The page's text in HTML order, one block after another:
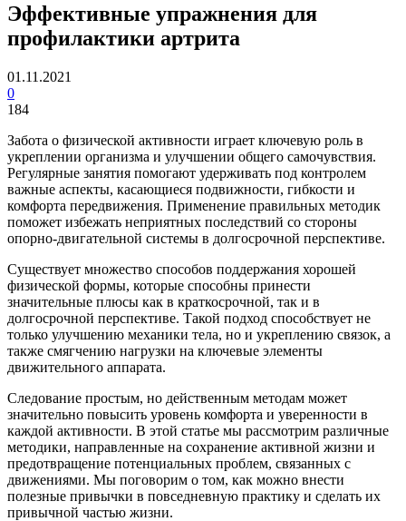
Эффективные упражнения для
профилактики артрита
01.11.2021
0
184
Забота о физической активности играет ключевую роль в
укреплении организма и улучшении общего самочувствия.
Регулярные занятия помогают удерживать под контролем
важные аспекты, касающиеся подвижности, гибкости и
комфорта передвижения. Применение правильных методик
поможет избежать неприятных последствий со стороны
опорно-двигательной системы в долгосрочной перспективе.
Существует множество способов поддержания хорошей
физической формы, которые способны принести
значительные плюсы как в краткосрочной, так и в
долгосрочной перспективе. Такой подход способствует не
только улучшению механики тела, но и укреплению связок, а
также смягчению нагрузки на ключевые элементы
движительного аппарата.
Следование простым, но действенным методам может
значительно повысить уровень комфорта и уверенности в
каждой активности. В этой статье мы рассмотрим различные
методики, направленные на сохранение активной жизни и
предотвращение потенциальных проблем, связанных с
движениями. Мы поговорим о том, как можно внести
полезные привычки в повседневную практику и сделать их
привычной частью жизни.